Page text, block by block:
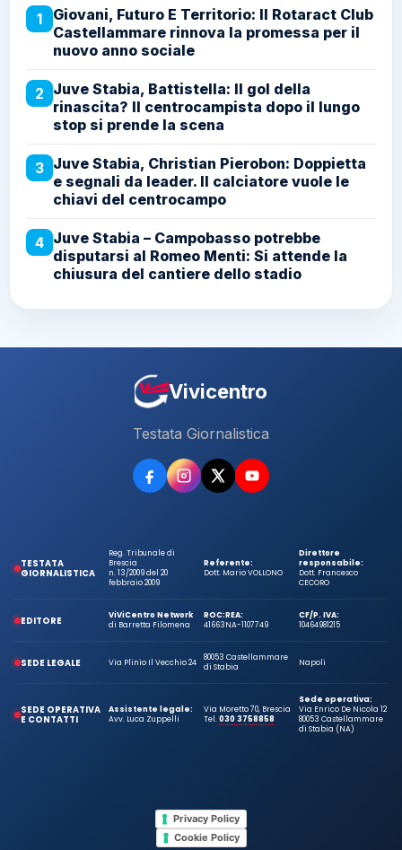
1
Giovani, Futuro E Territorio: Il Rotaract Club
Castellammare rinnova la promessa per il
nuovo anno sociale
2 Juve Stabia, Battistella: Il gol della
rinascita? Il centrocampista dopo il lungo
stop si prende la scena
3 Juve Stabia, Christian Pierobon: Doppietta
e segnali da leader. Il calciatore vuole le
chiavi del centrocampo
4 Juve Stabia – Campobasso potrebbe
disputarsi al Romeo Menti: Si attende la
chiusura del cantiere dello stadio
Vivicentro
Testata Giornalistica
TESTATA
GIORNALISTICA
Reg. Tribunale di
Brescia
n. 13/2009 del 20
febbraio 2009
Referente:
Dott. Mario VOLLONO
Direttore
responsabile:
Dott. Francesco
CECORO
EDITORE
ViViCentro Network
di Barretta Filomena
ROC:
41663
REA:
NA-1107749
CF/P. IVA:
10464981215
SEDE LEGALE Via Plinio Il Vecchio 24
80053 Castellammare
di Stabia
Napoli
SEDE OPERATIVA
E CONTATTI
Assistente legale:
Avv. Luca Zuppelli
Via Moretto 70, Brescia
Tel.030 3758858
Sede operativa:
Via Enrico De Nicola 12
80053 Castellammare
di Stabia (NA)
Privacy Policy
Cookie Policy